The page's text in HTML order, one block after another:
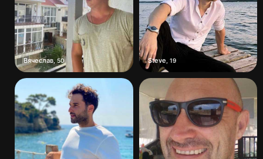
Вячеслав, 50 Steve 19